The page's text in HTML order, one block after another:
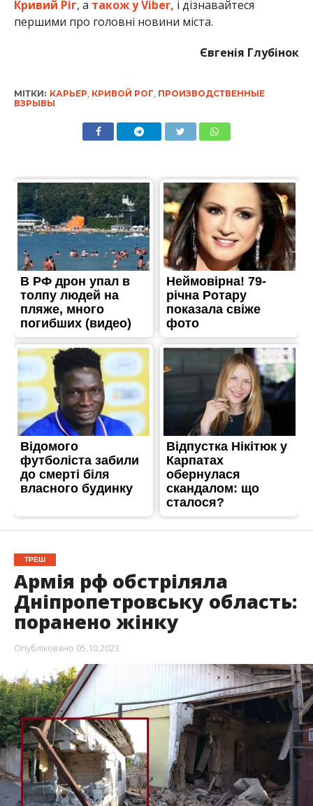
Кривий Ріг, а також у Viber, і дізнавайтеся
першими про головні новини міста.
Євгенія Глубінок
МІТКИ: КАРЬЕР КРИВОЙ РОГ ПРОИЗВОДСТВЕННЫЕ
ВЗРЫВЫ
ТРЕШ
Армія рф обстріляла
Дніпропетровську область:
поранено жінку
Опубліковано 05.10.2023